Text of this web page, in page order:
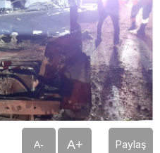
A- A+ Paylaş